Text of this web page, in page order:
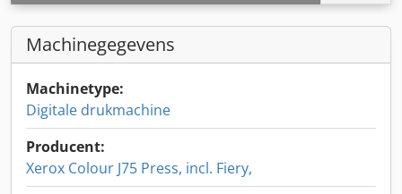
Machinegegevens
Machinetype:
Digitale drukmachine
Producent:
Xerox Colour J75 Press, incl. Fiery,